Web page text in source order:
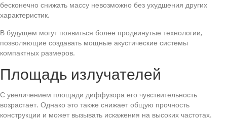
бесконечно снижать массу невозможно без ухудшения других
характеристик.
В будущем могут появиться более продвинутые технологии,
позволяющие создавать мощные акустические системы
компактных размеров.
Площадь излучателей
С увеличением площади диффузора его чувствительность
возрастает. Однако это также снижает общую прочность
конструкции и может вызывать искажения на высоких частотах.